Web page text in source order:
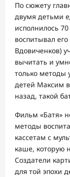
По сюжету
двумя детьми
исполнилось
воспитывал
Вдовиченков)
вычитать и
только методы
детей Максим
назад, такой
Фильм «Батя»
методы
кассетам с
каше, которую
Создатели
для той эпохи